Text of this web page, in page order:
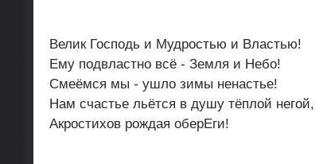
Велик Господь и Мудростью и Властью!
Ему подвластно всё - Земля и Небо!
Смеёмся мы - ушло зимы ненастье!
Нам счастье льётся в душу тёплой негой,
Акростихов рождая оберЕги!